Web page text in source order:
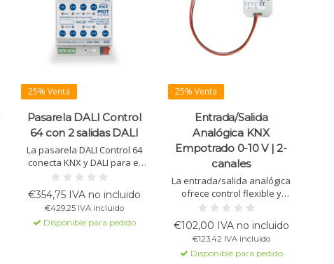
25% Venta
Pasarela DALI Control
64 con 2 salidas DALI
La pasarela DALI Control 64
conecta KNX y DALI para el
control de luces DALI.
Compatible con DALI DT6/DT8,
RGB, Tunable White, y más,
con dos salidas DALI.
€354,75 IVA no incluido
€429,25 IVA incluido
Disponible para pedido
25% Venta
Entrada/Salida
Analógica KNX
Empotrado 0-10 V | 2-
canales
La entrada/salida analógica
ofrece control flexible y
registro de datos para
dispositivos con señales de
0-10V, como sistemas de
ventilación y sensores. Cada
canal se puede configurar de
€102,00 IVA no incluido
€123,42 IVA incluido
Disponible para pedido